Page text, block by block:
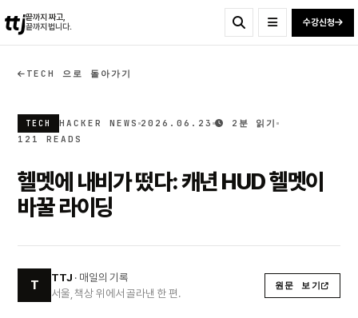
ttj끝까지 짜고,
끝까지 법니다.
수강신청
TECH 으로 돌아가기
TECH HACKER NEWS 2026.06.23
2분 읽기
121 READS
헬멧에 내비가 떴다: 캐년 HUD 헬멧이
바꿀 라이딩
T
TTJ · 매일의 기록
서울, 책상 위에서 골라낸 한 편.
원문 보기